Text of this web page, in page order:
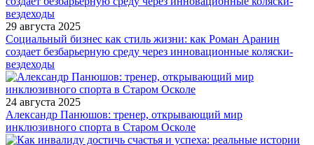
29 августа 2025
Социальный бизнес как стиль жизни: как Роман Аранин
создает безбарьерную среду через инновационные коляски-
вездеходы
24 августа 2025
Александр Панюшов: тренер, открывающий мир
инклюзивного спорта в Старом Осколе